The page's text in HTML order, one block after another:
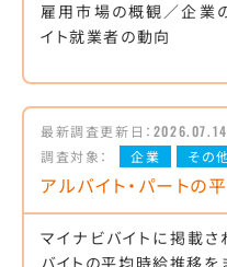
雇用市場の概観／企業
イト就業者の動向
最新調査更新日： 2026.07.14
調査対象：
企業 その
アルバイト・パートの
マイナビバイトに掲載さ